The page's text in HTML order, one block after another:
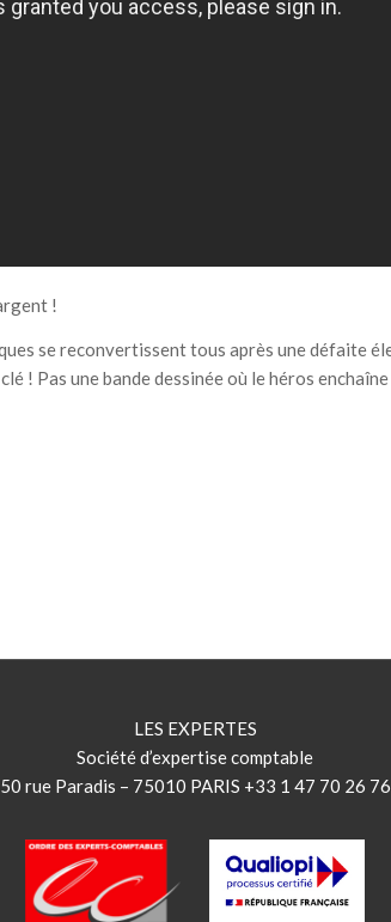
!
se reconvertissent tous après une défaite
! Pas une bande dessinée où le héros enchaîne
LES EXPERTES
Société d’expertise comptable
50 rue Paradis – 75010 PARIS +33 1 47 70 26 76